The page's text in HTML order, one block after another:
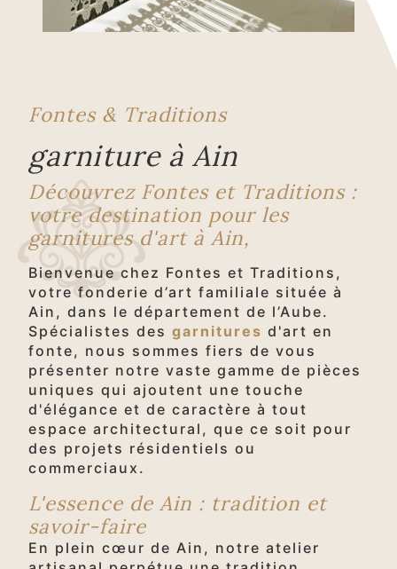
Fontes & Traditions
garniture à Ain
Découvrez Fontes et Traditions :
votre destination pour les
garnitures d'art à Ain,
Bienvenue chez Fontes et Traditions,
votre fonderie d’art familiale située à
Ain, dans le département de l’Aube.
Spécialistes des garnitures d'art en
fonte, nous sommes fiers de vous
présenter notre vaste gamme de pièces
uniques qui ajoutent une touche
d'élégance et de caractère à tout
espace architectural, que ce soit pour
des projets résidentiels ou
commerciaux.
L'essence de Ain : tradition et
savoir-faire
En plein cœur de Ain, notre atelier